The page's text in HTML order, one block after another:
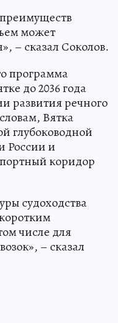
может
– сказал Соколов.
программа
до 2036 года
развития речного
Вятка
глубоководной
России и
коридор
судоходства
числе для
– сказал